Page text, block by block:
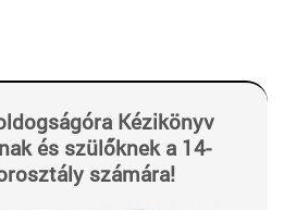
Kézikönyv
és szülőknek a 14-
számára!